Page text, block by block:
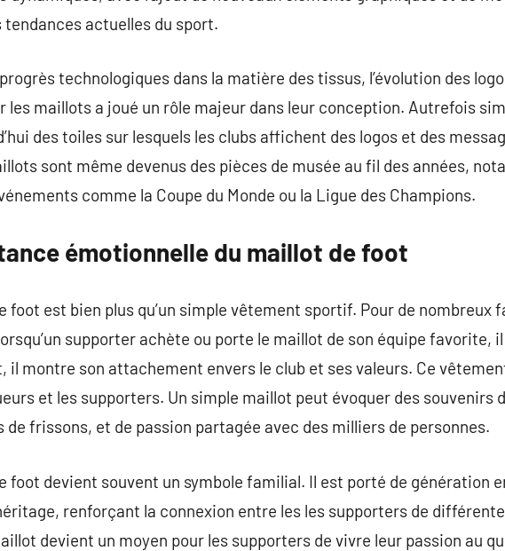
actuelles du sport.
technologiques dans la matière des tissus, l’évolution des
les maillots a joué un rôle majeur dans leur conception. Autrefois
des toiles sur lesquels les clubs affichent des logos et des
sont même devenus des pièces de musée au fil des années,
comme la Coupe du Monde ou la Ligue des Champions.
émotionnelle du maillot de foot
foot est bien plus qu’un simple vêtement sportif. Pour de nombreux
supporter achète ou porte le maillot de son équipe favorite,
il montre son attachement envers le club et ses valeurs. Ce
et les supporters. Un simple maillot peut évoquer des souvenirs
de frissons, et de passion partagée avec des milliers de personnes.
foot devient souvent un symbole familial. Il est porté de génération
renforçant la connexion entre les les supporters de
devient un moyen pour les supporters de vivre leur passion au